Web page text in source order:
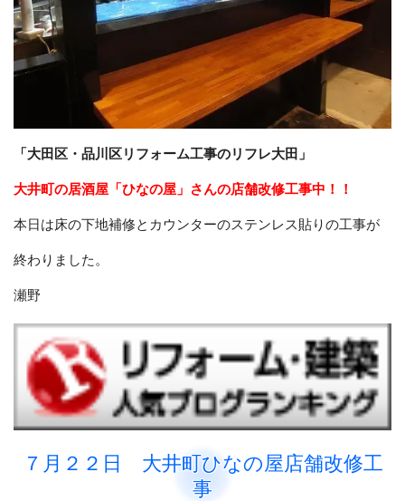
「大田区・品川区リフォーム工事のリフレ大田」
大井町の居酒屋「ひなの屋」さんの店舗改修工事中！！
本日は床の下地補修とカウンターのステンレス貼りの工事が
終わりました。
瀬野
７月２２日 大井町ひなの屋店舗改修工
事